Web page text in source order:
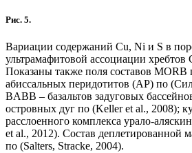
Рис. 5.
Вариации содержаний Cu, Ni и S в
ультрамафитовой ассоциации
Показаны также поля составов MORB
абиссальных перидотитов (AP) по
BABB – базальтов задуговых
островных дуг по (Keller et al., 2008);
расслоенного комплекса урало-
et al., 2012). Состав деплетированной
по (Salters, Stracke, 2004).